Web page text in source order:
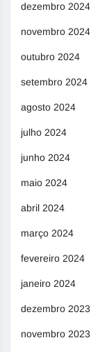
dezembro 2024
novembro 2024
outubro 2024
setembro 2024
agosto 2024
julho 2024
junho 2024
maio 2024
abril 2024
março 2024
fevereiro 2024
janeiro 2024
dezembro 2023
novembro 2023